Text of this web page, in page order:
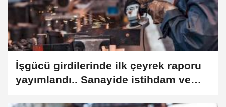
İşgücü girdilerinde ilk çeyrek raporu
yayımlandı.. Sanayide istihdam ve
çalışma saatleri geriledi